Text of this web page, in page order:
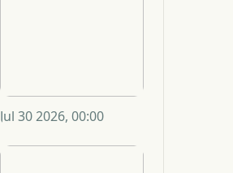
Jul 30 2026, 00:00